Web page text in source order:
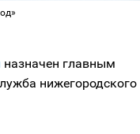
назначен главным
нижегородского